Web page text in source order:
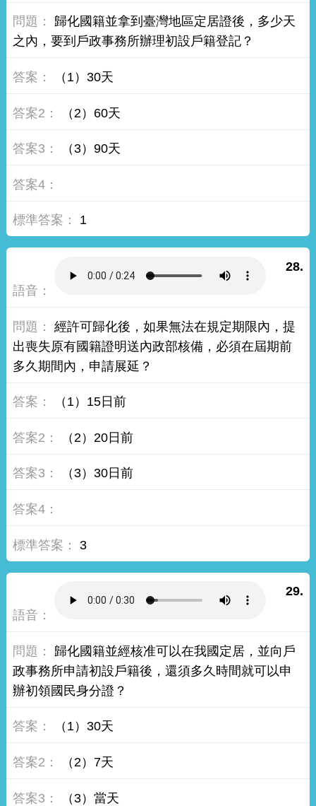
歸化國籍並拿到臺灣地區定居證後，多少天
之內，要到戶政事務所辦理初設戶籍登記？
（1）30天
（2）60天
（3）90天
1
28.
經許可歸化後，如果無法在規定期限內，提
出喪失原有國籍證明送內政部核備，必須在屆期前
多久期間內，申請展延？
（1）15日前
（2）20日前
（3）30日前
3
29.
歸化國籍並經核准可以在我國定居，並向戶
政事務所申請初設戶籍後，還須多久時間就可以申
辦初領國民身分證？
（1）30天
（2）7天
（3）當天